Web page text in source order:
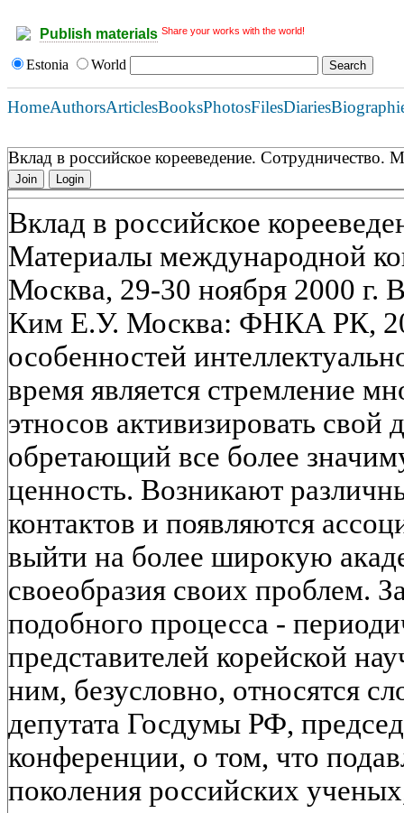
Publish materials Share your works with the world!
Estonia World
HomeAuthorsArticlesBooksPhotosFilesDiaries
Вклад в российское корееведение.
Join Login
Вклад в российское
Материалы международной
Москва, 29-30 ноября 2000
Ким Е.У. Москва: ФНКА РК,
особенностей
время является стремление
этносов активизировать
обретающий все более
ценность. Возникают
контактов и появляются
выйти на более широкую
своеобразия своих проблем.
подобного процесса -
представителей корейской
ним, безусловно, относятся
депутата Госдумы РФ,
конференции, о том, что
поколения российских